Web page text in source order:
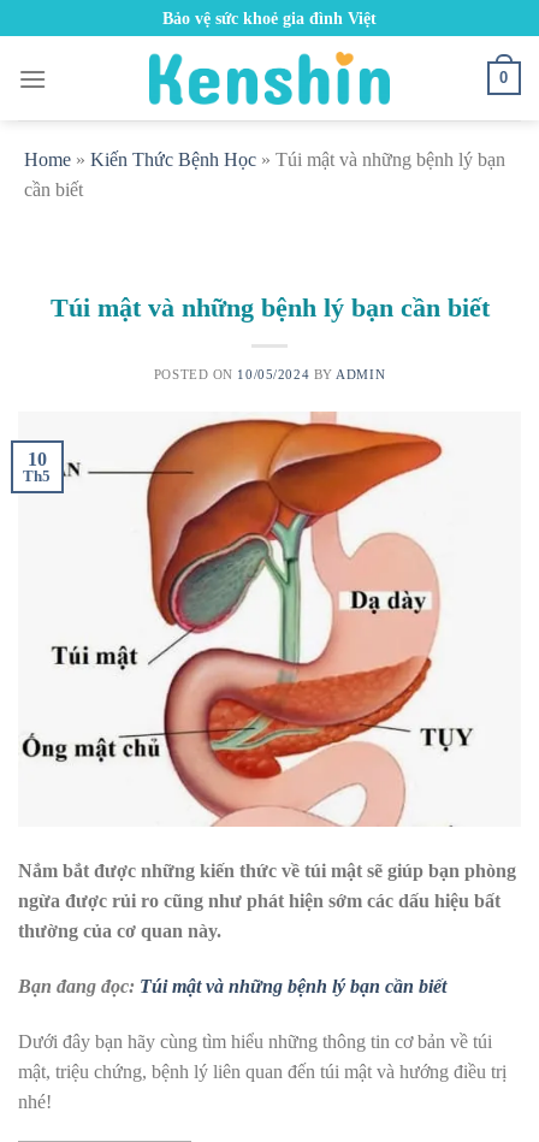
content
Bảo vệ sức khoẻ gia đình Việt
0
Home » Kiến Thức Bệnh Học » Túi mật và những bệnh lý bạn
cần biết
Túi mật và những bệnh lý bạn cần biết
POSTED ON 10/05/2024 BY ADMIN
10
Th5
Nắm bắt được những kiến thức về túi mật sẽ giúp bạn phòng
ngừa được rủi ro cũng như phát hiện sớm các dấu hiệu bất
thường của cơ quan này.
Bạn đang đọc: Túi mật và những bệnh lý bạn cần biết
Dưới đây bạn hãy cùng tìm hiểu những thông tin cơ bản về túi
mật, triệu chứng, bệnh lý liên quan đến túi mật và hướng điều trị
nhé!